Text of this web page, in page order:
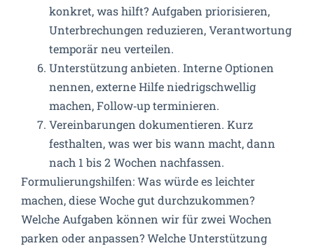
konkret, was hilft? Aufgaben priorisieren,
Unterbrechungen reduzieren, Verantwortung
temporär neu verteilen.
Unterstützung anbieten. Interne Optionen
nennen, externe Hilfe niedrigschwellig
machen, Follow‑up terminieren.
Vereinbarungen dokumentieren. Kurz
festhalten, was wer bis wann macht, dann
nach 1 bis 2 Wochen nachfassen.
Formulierungshilfen: Was würde es leichter
machen, diese Woche gut durchzukommen?
Welche Aufgaben können wir für zwei Wochen
parken oder anpassen? Welche Unterstützung